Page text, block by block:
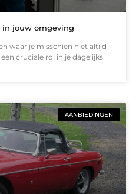
in jouw omgeving
waar je misschien niet altijd
cruciale rol in je dagelijks
AANBIEDINGEN